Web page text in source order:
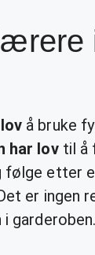
å bruke
har lovtil å
følge etter
er ingen
i garderoben.